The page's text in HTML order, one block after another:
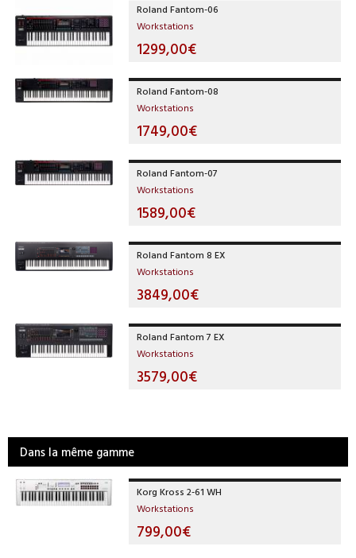
Roland Fantom-06
Workstations
1299,00€
Roland Fantom-08
Workstations
1749,00€
Roland Fantom-07
Workstations
1589,00€
Roland Fantom 8 EX
Workstations
3849,00€
Roland Fantom 7 EX
Workstations
3579,00€
Dans la même gamme
Korg Kross 2-61 WH
Workstations
799,00€